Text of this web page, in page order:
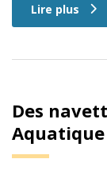
Lire plus
Des
Aquatique